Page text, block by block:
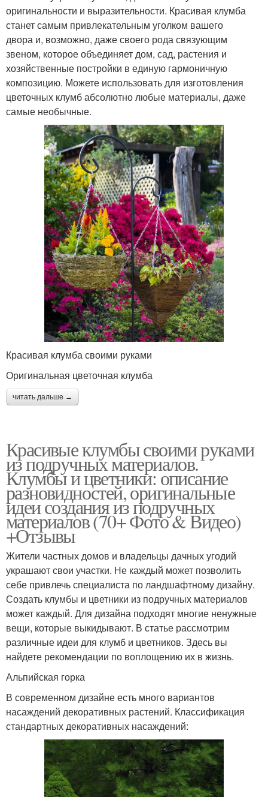
оригинальности и выразительности. Красивая клумба
станет самым привлекательным уголком вашего
двора и, возможно, даже своего рода связующим
звеном, которое объединяет дом, сад, растения и
хозяйственные постройки в единую гармоничную
композицию. Можете использовать для изготовления
цветочных клумб абсолютно любые материалы, даже
самые необычные.
Красивая клумба своими руками
Оригинальная цветочная клумба
читать дальше →
Красивые клумбы своими руками
из подручных материалов.
Клумбы и цветники: описание
разновидностей, оригинальные
идеи создания из подручных
материалов (70+ Фото & Видео)
+Отзывы
Жители частных домов и владельцы дачных угодий
украшают свои участки. Не каждый может позволить
себе привлечь специалиста по ландшафтному дизайну.
Создать клумбы и цветники из подручных материалов
может каждый. Для дизайна подходят многие ненужные
вещи, которые выкидывают. В статье рассмотрим
различные идеи для клумб и цветников. Здесь вы
найдете рекомендации по воплощению их в жизнь.
Альпийская горка
В современном дизайне есть много вариантов
насаждений декоративных растений. Классификация
стандартных декоративных насаждений: